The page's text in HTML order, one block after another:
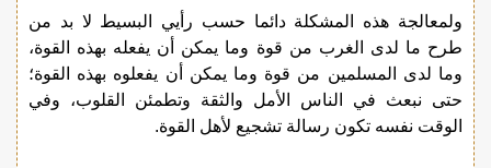
ولمعالجة هذه المشكلة دائما حسب رأيي البسيط لا بد من
طرح ما لدى الغرب من قوة وما يمكن أن يفعله بهذه القوة،
وما لدى المسلمين من قوة وما يمكن أن يفعلوه بهذه القوة؛
حتى نبعث في الناس الأمل والثقة وتطمئن القلوب، وفي
الوقت نفسه تكون رسالة تشجيع لأهل القوة.